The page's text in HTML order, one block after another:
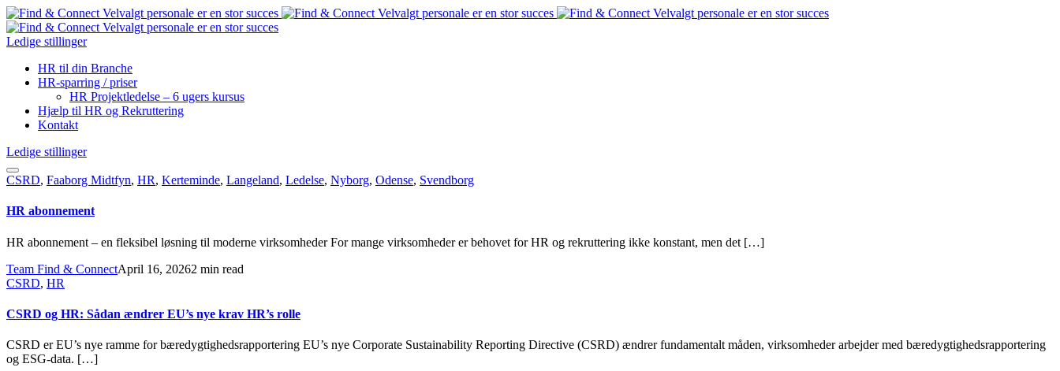
Ledige stillinger
HR til din Branche
HR-sparring / priser
HR Projektledelse – 6 ugers kursus
Hjælp til HR og Rekruttering
Kontakt
Ledige stillinger
CSRD, Faaborg Midtfyn, HR, Kerteminde, Langeland, Ledelse, Nyborg, Odense, Svendborg
HR abonnement
HR abonnement – en fleksibel løsning til moderne virksomheder For mange virksomheder er behovet for HR og rekruttering ikke konstant, men det […]
Team Find & ConnectApril 16, 20262 min read
CSRD, HR
CSRD og HR: Sådan ændrer EU’s nye krav HR’s rolle
CSRD er EU’s nye ramme for bæredygtighedsrapportering EU’s nye Corporate Sustainability Reporting Directive (CSRD) ændrer fundamentalt måden, virksomheder arbejder med bæredygtighedsrapportering
og ESG-data. […]